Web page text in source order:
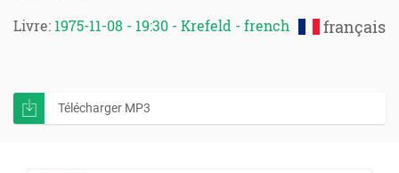
français
Livre: 1975-11-08 - 19:30 - Krefeld - french
Télécharger MP3